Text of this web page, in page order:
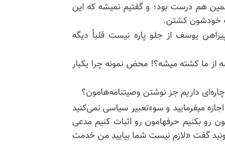
هم درست بود؛ و گفتیم نمیشه که این
خودشون کشتن.
یوسف از جلو پاره نیست قلباً دیگه
ما کشته میشه؟! محض نمونه چرا یکبار
داریم جز نوشتن وصیتنامه‌هامون؟
میفرمایید و سوءتعبیر سیاسی نمی‌کنید
بکنیم حرفهامون رو اثبات کنیم مدعی
گفت «لازم نیست شما بیایید من خدمت